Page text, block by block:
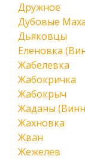
Дружное
Дубовые
Дьяковцы
Еленовка
Жабелевка
Жабокричка
Жабокрыч
Жаданы
Жахновка
Жван
Жежелев